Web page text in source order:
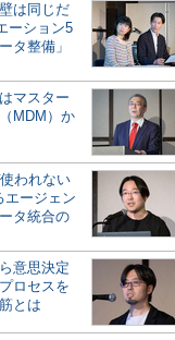
は同じだ
ーション5
タ整備」
マスター
MDM）か
われない
ージェン
タ統合の
意思決定
ロセスを
とは